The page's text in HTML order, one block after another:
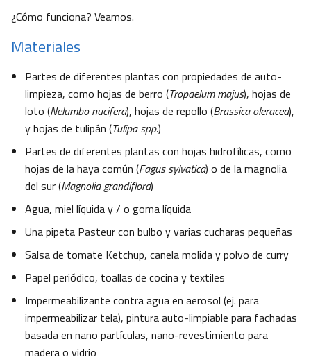
¿Cómo funciona? Veamos.
Materiales
Partes de diferentes plantas con propiedades de auto-
limpieza, como hojas de berro (Tropaelum majus), hojas de
loto (Nelumbo nucifera), hojas de repollo (Brassica oleracea),
y hojas de tulipán (Tulipa spp.)
Partes de diferentes plantas con hojas hidrofílicas, como
hojas de la haya común (Fagus sylvatica) o de la magnolia
del sur (Magnolia grandiflora)
Agua, miel líquida y / o goma líquida
Una pipeta Pasteur con bulbo y varias cucharas pequeñas
Salsa de tomate Ketchup, canela molida y polvo de curry
Papel periódico, toallas de cocina y textiles
Impermeabilizante contra agua en aerosol (ej. para
impermeabilizar tela), pintura auto-limpiable para fachadas
basada en nano partículas, nano-revestimiento para
madera o vidrio